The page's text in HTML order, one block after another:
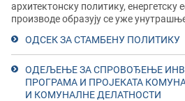
архитектонску политику, енергетску
производе образују се уже
ОДСЕК ЗА СТАМБЕНУ ПОЛИТИКУ
ОДЕЉЕЊЕ ЗА СПРОВОЂЕЊЕ
ПРОГРАМА И ПРОЈЕКАТА
И КОМУНАЛНЕ ДЕЛАТНОСТИ